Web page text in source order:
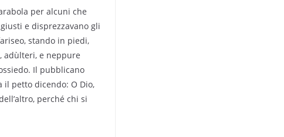
per alcuni che
e disprezzavano gli
stando in piedi,
adùlteri, e neppure
Il pubblicano
il petto dicendo: O Dio,
perché chi si